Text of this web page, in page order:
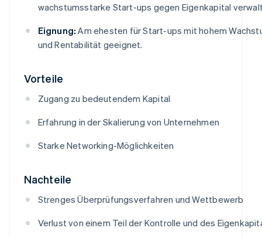
wachstumsstarke Start-ups gegen Eigenkapital
Eignung: Am ehesten für Start-ups mit hohem
und Rentabilität geeignet.
Vorteile
Zugang zu bedeutendem Kapital
Erfahrung in der Skalierung von Unternehmen
Starke Networking-Möglichkeiten
Nachteile
Strenges Überprüfungsverfahren und Wettbewerb
Verlust von einem Teil der Kontrolle und des